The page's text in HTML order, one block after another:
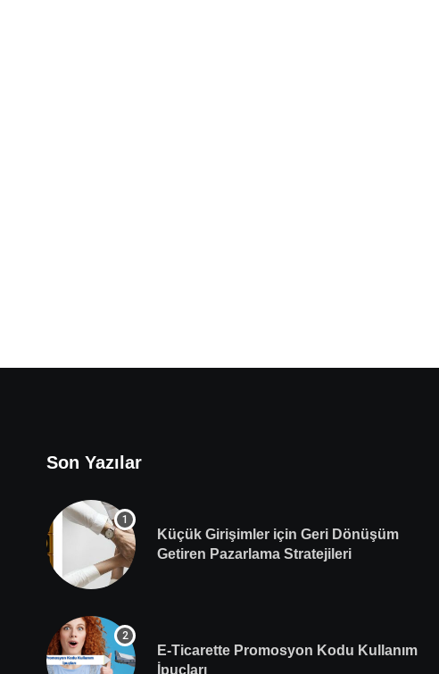
Son Yazılar
Küçük Girişimler için Geri Dönüşüm
Getiren Pazarlama Stratejileri
E-Ticarette Promosyon Kodu Kullanım
İpuçları